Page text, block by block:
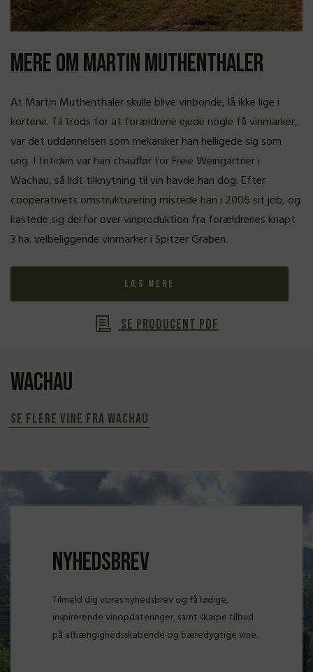
Mere om Martin Muthenthaler
At Martin Muthenthaler skulle blive vinbonde, lå ikke lige i
kortene. Til trods for at forældrene ejede nogle få vinmarker,
var det uddannelsen som mekaniker han helligede sig som
ung. I fritiden var han chauffør for Freie Weingärtner i
Wachau, så lidt tilknytning til vin havde han dog. Efter
cooperativets omstrukturering mistede han i 2006 sit job, og
kastede sig derfor over vinproduktion fra forældrenes knapt
3 ha. velbeliggende vinmarker i Spitzer Graben.
Læs mere
Se producent PDF
Wachau
Se flere vine fra Wachau
Nyhedsbrev
Tilmeld dig vores nyhedsbrev og få lødige,
inspirerende vinopdateringer, samt skarpe tilbud
på afhængighedsskabende og bæredygtige vine.